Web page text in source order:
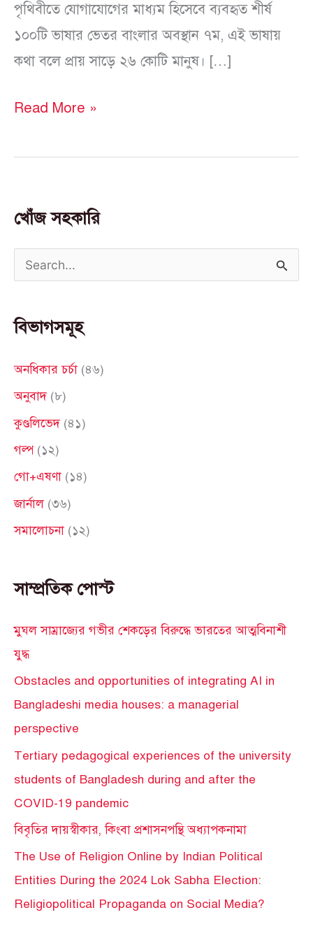
পৃথিবীতে যোগাযোগের মাধ্যম হিসেবে ব্যবহৃত শীর্ষ
১০০টি ভাষার ভেতর বাংলার অবস্থান ৭ম, এই ভাষায়
কথা বলে প্রায় সাড়ে ২৬ কোটি মানুষ। […]
Read More »
খোঁজ সহকারি
a
c
o
:
বিভাগসমূহ
অনধিকার চর্চা (৪৬)
অনুবাদ(৮)
কুণ্ডলিভেদ(৪১)
গল্প(১২)
গো+এষণা (১৪)
জার্নাল (৩৬)
সমালোচনা (১২)
সাম্প্রতিক পোস্ট
মুঘল সাম্রাজ্যের গভীর শেকড়ের বিরুদ্ধে ভারতের আত্মবিনাশী
যুদ্ধ
Obstacles and opportunities of integrating AI in
Bangladeshi media houses: a managerial
perspective
Tertiary pedagogical experiences of the university
students of Bangladesh during and after the
COVID-19 pandemic
বিবৃতির দায়স্বীকার, কিংবা প্রশাসনপন্থি অধ্যাপকনামা
The Use of Religion Online by Indian Political
Entities During the 2024 Lok Sabha Election:
Religiopolitical Propaganda on Social Media?